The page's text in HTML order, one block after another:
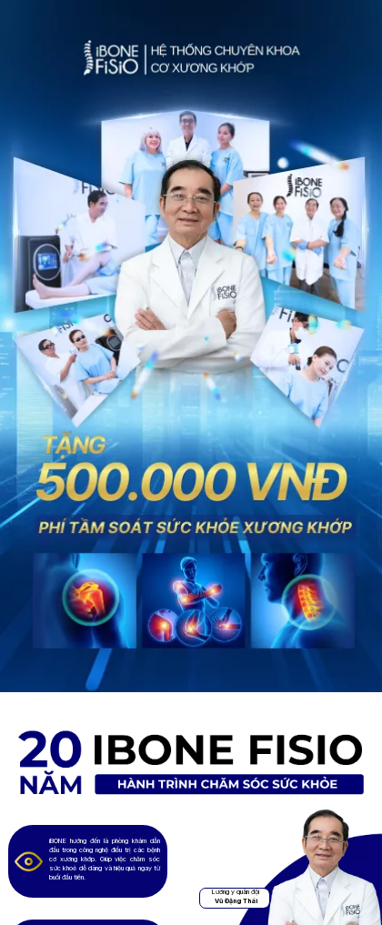
Lương y quân đội
Vũ Đặng Thái
iBONE hướng đến là phòng khám dẫn
đầu trong công nghệ điều trị các bệnh
cơ xương khớp. Giúp việc chăm sóc
sức khoẻ dễ dàng và hiệu quả ngay từ
buổi đầu tiên.